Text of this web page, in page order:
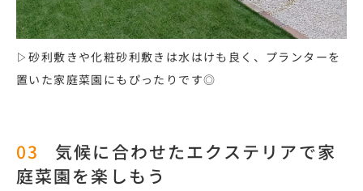
▷砂利敷きや化粧砂利敷きは水はけも良く、プランターを
置いた家庭菜園にもぴったりです◎
気候に合わせたエクステリアで家
庭菜園を楽しもう